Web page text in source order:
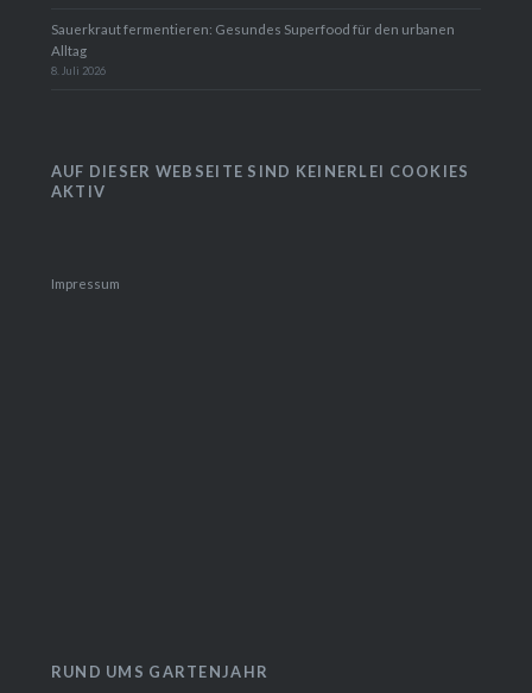
Sauerkraut fermentieren: Gesundes Superfood für den urbanen
Alltag
8. Juli 2026
AUF DIESER WEBSEITE SIND KEINERLEI COOKIES
AKTIV
Impressum
RUND UMS GARTENJAHR